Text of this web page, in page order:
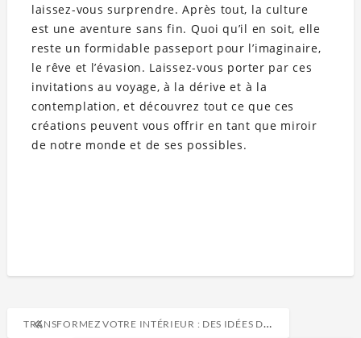
laissez-vous surprendre. Après tout, la culture
est une aventure sans fin. Quoi qu’il en soit, elle
reste un formidable passeport pour l’imaginaire,
le rêve et l’évasion. Laissez-vous porter par ces
invitations au voyage, à la dérive et à la
contemplation, et découvrez tout ce que ces
créations peuvent vous offrir en tant que miroir
de notre monde et de ses possibles.
TRANSFORMEZ VOTRE INTÉRIEUR : DES IDÉES DÉCO INSOUPÇONNÉES POUR UN CHEZ-VOUS UNIQUE